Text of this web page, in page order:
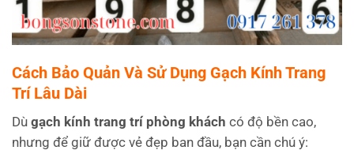
Cách Bảo Quản Và Sử Dụng Gạch Kính Trang
Trí Lâu Dài
Dù gạch kính trang trí phòng khách có độ bền cao,
nhưng để giữ được vẻ đẹp ban đầu, bạn cần chú ý: